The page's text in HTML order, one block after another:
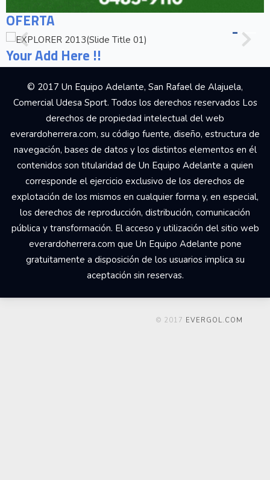
OFERTA
Your Add Here !!
© 2017 Un Equipo Adelante, San Rafael de Alajuela,
Comercial Udesa Sport. Todos los derechos reservados Los
derechos de propiedad intelectual del web
everardoherrera.com, su código fuente, diseño, estructura de
navegación, bases de datos y los distintos elementos en él
contenidos son titularidad de Un Equipo Adelante a quien
corresponde el ejercicio exclusivo de los derechos de
explotación de los mismos en cualquier forma y, en especial,
los derechos de reproducción, distribución, comunicación
pública y transformación. El acceso y utilización del sitio web
everardoherrera.com que Un Equipo Adelante pone
gratuitamente a disposición de los usuarios implica su
aceptación sin reservas.
© 2017 EVERGOL.COM